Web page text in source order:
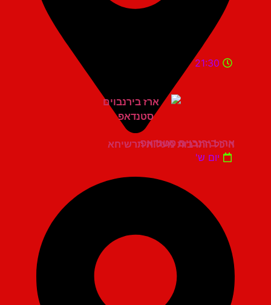
היכל התרבות מעלות תרשיחא
21:30
ארז בירנבוים סטנדאפ
יום ש'